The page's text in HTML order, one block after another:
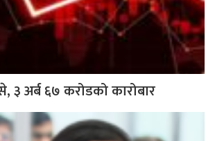
३ अर्ब ६७ करोडको कारोबार